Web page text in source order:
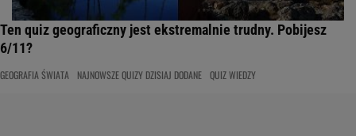
Ten quiz geograficzny jest ekstremalnie trudny. Pobijesz
6/11?
GEOGRAFIA ŚWIATA NAJNOWSZE QUIZY DZISIAJ DODANE QUIZ WIEDZY